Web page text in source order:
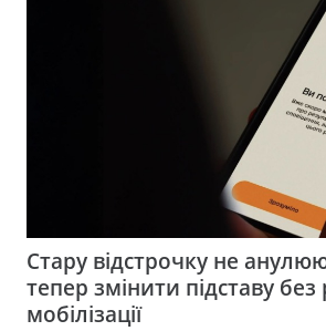
Стару відстрочку не
тепер змінити підставу
мобілізації